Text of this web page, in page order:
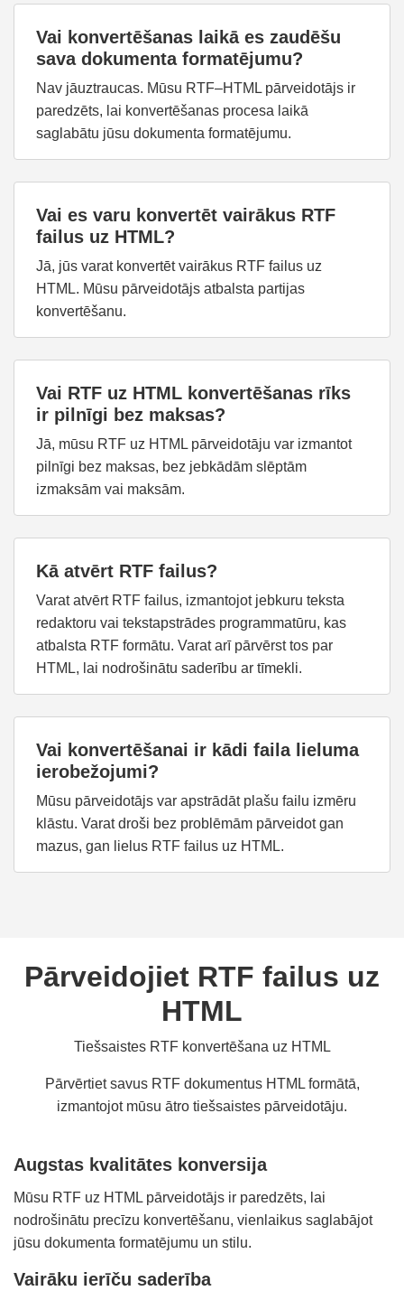
Vai konvertēšanas laikā es zaudēšu
sava dokumenta formatējumu?
Nav jāuztraucas. Mūsu RTF–HTML pārveidotājs ir
paredzēts, lai konvertēšanas procesa laikā
saglabātu jūsu dokumenta formatējumu.
Vai es varu konvertēt vairākus RTF
failus uz HTML?
Jā, jūs varat konvertēt vairākus RTF failus uz
HTML. Mūsu pārveidotājs atbalsta partijas
konvertēšanu.
Vai RTF uz HTML konvertēšanas rīks
ir pilnīgi bez maksas?
Jā, mūsu RTF uz HTML pārveidotāju var izmantot
pilnīgi bez maksas, bez jebkādām slēptām
izmaksām vai maksām.
Kā atvērt RTF failus?
Varat atvērt RTF failus, izmantojot jebkuru teksta
redaktoru vai tekstapstrādes programmatūru, kas
atbalsta RTF formātu. Varat arī pārvērst tos par
HTML, lai nodrošinātu saderību ar tīmekli.
Vai konvertēšanai ir kādi faila lieluma
ierobežojumi?
Mūsu pārveidotājs var apstrādāt plašu failu izmēru
klāstu. Varat droši bez problēmām pārveidot gan
mazus, gan lielus RTF failus uz HTML.
Pārveidojiet RTF failus uz
HTML
Tiešsaistes RTF konvertēšana uz HTML
Pārvērtiet savus RTF dokumentus HTML formātā,
izmantojot mūsu ātro tiešsaistes pārveidotāju.
Augstas kvalitātes konversija
Mūsu RTF uz HTML pārveidotājs ir paredzēts, lai
nodrošinātu precīzu konvertēšanu, vienlaikus saglabājot
jūsu dokumenta formatējumu un stilu.
Vairāku ierīču saderība